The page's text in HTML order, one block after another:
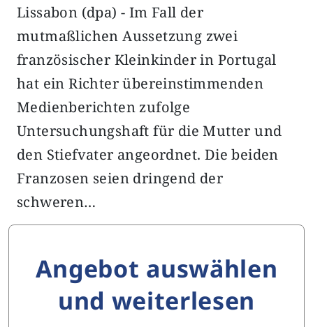
Lissabon (dpa) - Im Fall der
mutmaßlichen Aussetzung zwei
französischer Kleinkinder in Portugal
hat ein Richter übereinstimmenden
Medienberichten zufolge
Untersuchungshaft für die Mutter und
den Stiefvater angeordnet. Die beiden
Franzosen seien dringend der
schweren…
Angebot auswählen
und weiterlesen